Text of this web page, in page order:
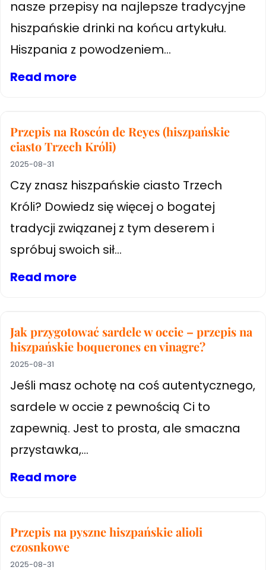
nasze przepisy na najlepsze tradycyjne
hiszpańskie drinki na końcu artykułu.
Hiszpania z powodzeniem...
Read more
Przepis na Roscón de Reyes (hiszpańskie
ciasto Trzech Króli)
2025-08-31
Czy znasz hiszpańskie ciasto Trzech
Króli? Dowiedz się więcej o bogatej
tradycji związanej z tym deserem i
spróbuj swoich sił...
Read more
Jak przygotować sardele w occie – przepis na
hiszpańskie boquerones en vinagre?
2025-08-31
Jeśli masz ochotę na coś autentycznego,
sardele w occie z pewnością Ci to
zapewnią. Jest to prosta, ale smaczna
przystawka,...
Read more
Przepis na pyszne hiszpańskie alioli
czosnkowe
2025-08-31